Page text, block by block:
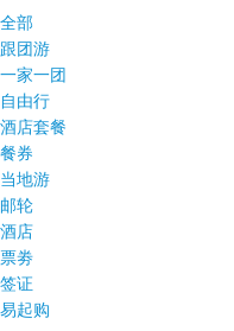
全部
跟团游
一家一团
自由行
酒店套餐
餐券
当地游
邮轮
酒店
票劵
签证
易起购